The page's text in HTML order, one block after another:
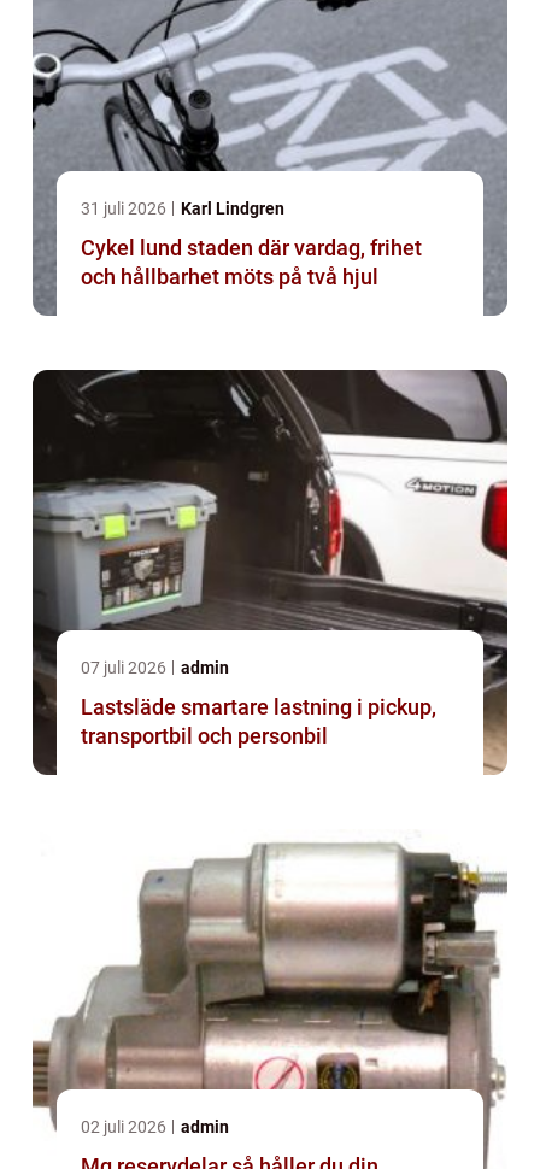
31 juli 2026 Karl Lindgren
Cykel lund staden där vardag, frihet
och hållbarhet möts på två hjul
07 juli 2026 admin
Lastsläde smartare lastning i pickup,
transportbil och personbil
02 juli 2026 admin